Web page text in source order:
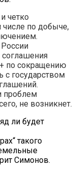
четко
по добыче,
по сокращению
с государством
проблем
не возникнет.
ли будет
такого
Симонов.